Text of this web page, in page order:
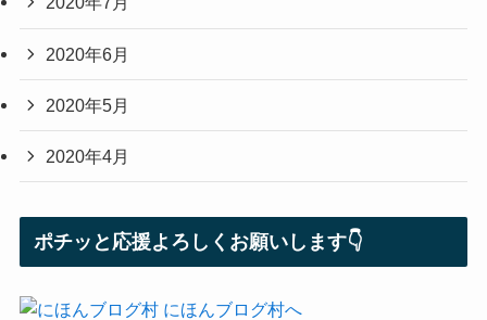
2020年6月
2020年5月
2020年4月
ポチッと応援よろしくお願いします👇